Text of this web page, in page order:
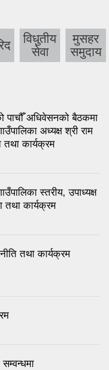
विधुतीय
सेवा
मुसहर
समुदाय
पाचौँ अधिवेसनको बैठकमा
अध्यक्ष श्री राम
तथा कार्यक्रम
स्तरीय, उपाध्यक्ष
तथा कार्यक्रम
तथा कार्यक्रम